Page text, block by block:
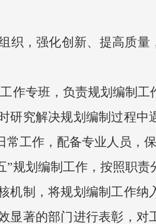
，强化创新、提高质量
作专班，负责规划编制
研究解决规划编制过程中
工作，配备专业人员，
”规划编制工作，按照职
制，将规划编制工作纳
显著的部门进行表彰，对